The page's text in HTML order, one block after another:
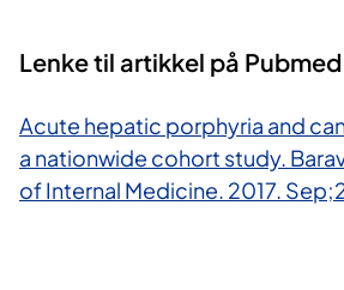
Lenke til artikkel på Pubmed
Acute hepatic porphyria and
a nationwide cohort study.
of Internal Medicine. 2017.